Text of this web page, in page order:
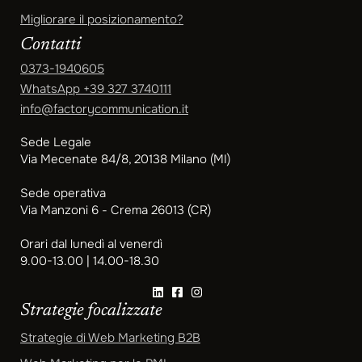
Migliorare il posizionamento?
Contatti
0373-1940605
WhatsApp +39 327 3740111
info@factorycommunication.it
Sede Legale
Via Mecenate 84/8, 20138 Milano (MI)
Sede operativa
Via Manzoni 6 - Crema 26013 (CR)
Orari dal lunedì al venerdì
9.00-13.00 | 14.00-18.30
Strategie focalizzate
Strategie di Web Marketing B2B